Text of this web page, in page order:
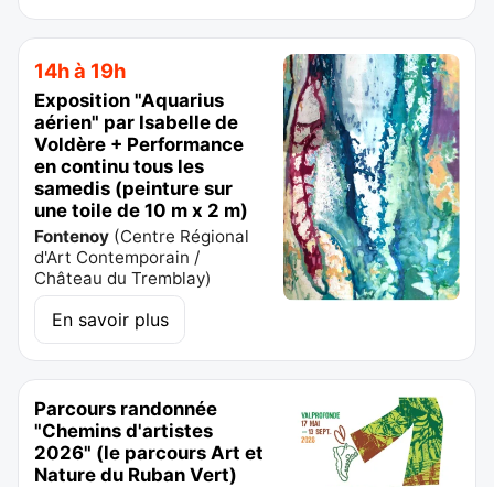
14h à 19h
Exposition "Aquarius
aérien" par Isabelle de
Voldère + Performance
en continu tous les
samedis (peinture sur
une toile de 10 m x 2 m)
Fontenoy (Centre Régional
d'Art Contemporain /
Château du Tremblay)
En savoir plus
Parcours randonnée
"Chemins d'artistes
2026" (le parcours Art et
Nature du Ruban Vert)